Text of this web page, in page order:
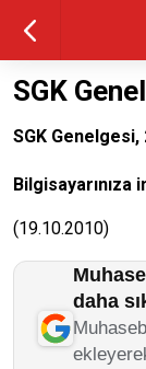
SGK
SGK Genelgesi,
Bilgisayarınıza
(19.10.2010)
daha